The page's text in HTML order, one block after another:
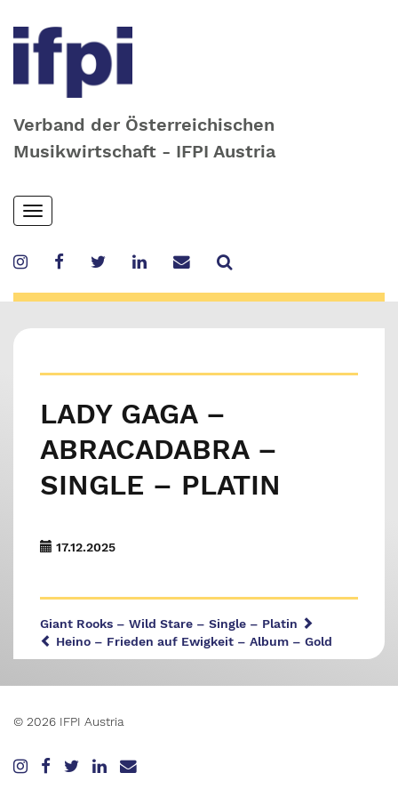
Verband der Österreichischen
Musikwirtschaft - IFPI Austria
Skip
to
content
Toggle
navigation
LADY GAGA –
ABRACADABRA –
SINGLE – PLATIN
17.12.2025
Giant Rooks – Wild Stare – Single – Platin
Heino – Frieden auf Ewigkeit – Album – Gold
© 2026 IFPI Austria